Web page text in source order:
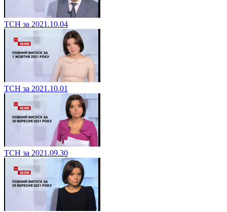
ТСН за 2021.10.04
ТСН за 2021.10.01
ТСН за 2021.09.30